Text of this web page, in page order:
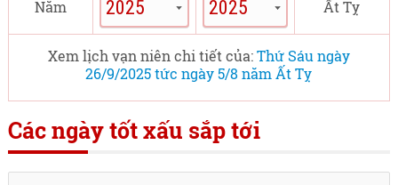
Năm Ất Tỵ
Xem lịch vạn niên chi tiết của:Thứ Sáu ngày
26/9/2025 tức ngày 5/8 năm Ất Tỵ
Các ngày tốt xấu sắp tới